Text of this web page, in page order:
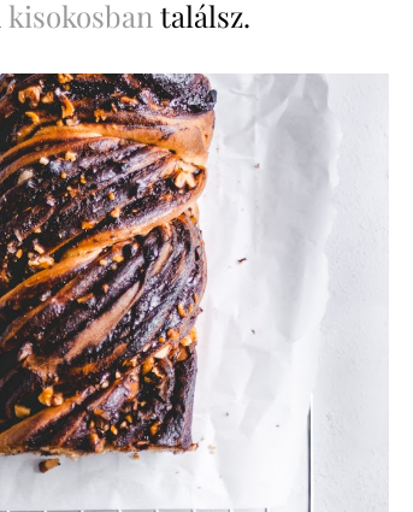
kisokosban találsz.